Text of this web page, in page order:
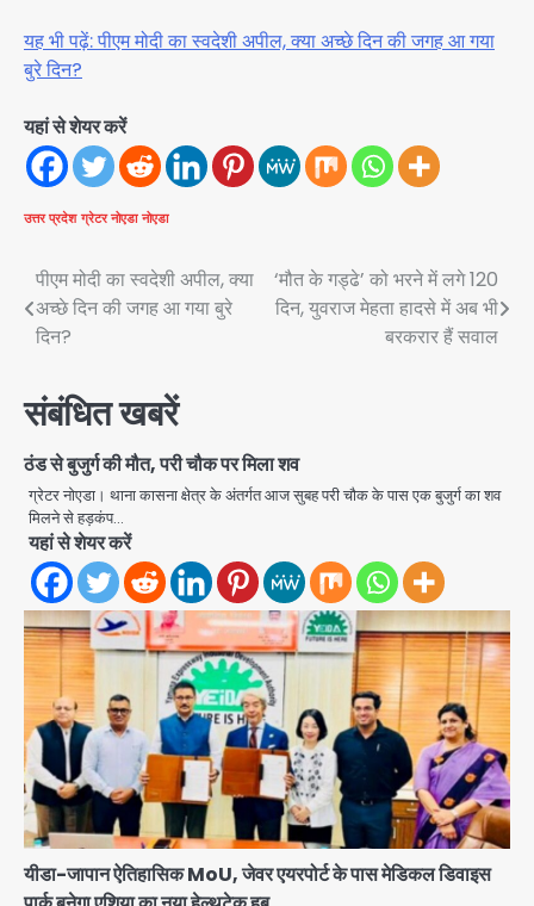
यह भी पढ़ें: पीएम मोदी का स्वदेशी अपील, क्या अच्छे दिन की जगह आ गया
बुरे दिन?
यहां से शेयर करें
उत्तर प्रदेश ग्रेटर नोएडा नोएडा
Post
navigation
पीएम मोदी का स्वदेशी अपील, क्या
अच्छे दिन की जगह आ गया बुरे
दिन?
‘मौत के गड्ढे’ को भरने में लगे 120
दिन, युवराज मेहता हादसे में अब भी
बरकरार हैं सवाल
संबंधित खबरें
ठंड से बुजुर्ग की मौत, परी चौक पर मिला शव
ग्रेटर नोएडा। थाना कासना क्षेत्र के अंतर्गत आज सुबह परी चौक के पास एक बुजुर्ग का शव
मिलने से हड़कंप…
यहां से शेयर करें
यीडा-जापान ऐतिहासिक MoU, जेवर एयरपोर्ट के पास मेडिकल डिवाइस